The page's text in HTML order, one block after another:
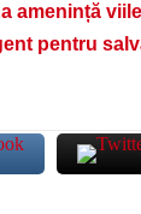
amenință
pentru